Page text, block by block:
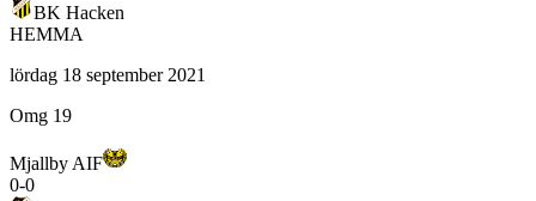
BK Hacken
HEMMA
lördag 18 september 2021
Omg 19
Mjallby AIF
0-0